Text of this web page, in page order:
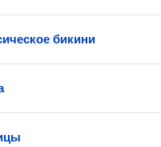
бикини